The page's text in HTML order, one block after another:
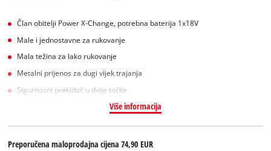
Član obitelji Power X-Change, potrebna baterija 1x18V
Male i jednostavne za rukovanje
Mala težina za lako rukovanje
Metalni prijenos za dugi vijek trajanja
Sigurnosni prekidač u dvije točke
Više informacija
Preporučena maloprodajna cijena74,90 EUR